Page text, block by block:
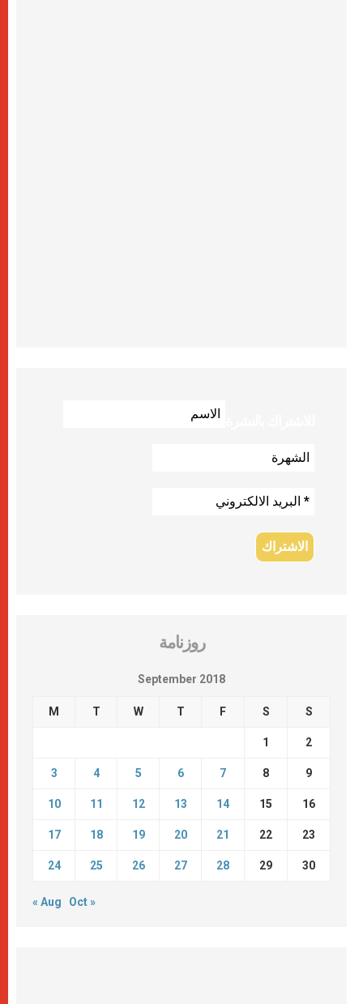
روزنامة
September 2018
M T W T F S S
1 2
3 4 5 6 7 8 9
10 11 12 13 14 15 16
17 18 19 20 21 22 23
24 25 26 27 28 29 30
« Aug Oct »